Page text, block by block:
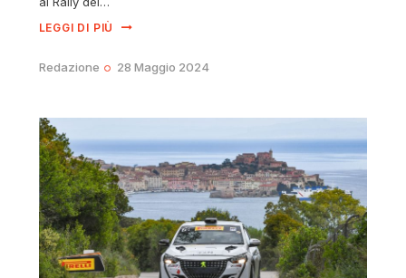
LEGGI DI PIÙ
Redazione 28 Maggio 2024